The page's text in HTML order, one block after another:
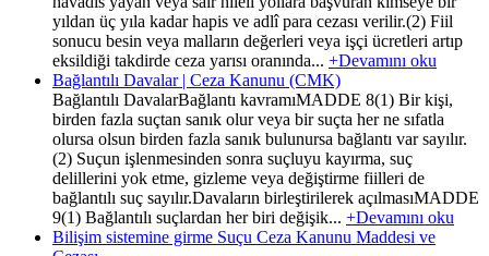
yıldan üç yıla kadar hapis ve adlî para cezası verilir.(2) Fiil
sonucu besin veya malların değerleri veya işçi ücretleri artıp
eksildiği takdirde ceza yarısı oranında... +Devamını oku
Bağlantılı Davalar | Ceza Kanunu (CMK)
Bağlantılı DavalarBağlantı kavramıMADDE 8(1) Bir kişi,
birden fazla suçtan sanık olur veya bir suçta her ne sıfatla
olursa olsun birden fazla sanık bulunursa bağlantı var sayılır.
(2) Suçun işlenmesinden sonra suçluyu kayırma, suç
delillerini yok etme, gizleme veya değiştirme fiilleri de
bağlantılı suç sayılır.Davaların birleştirilerek açılmasıMADDE
9(1) Bağlantılı suçlardan her biri değişik... +Devamını oku
Bilişim sistemine girme Suçu Ceza Kanunu Maddesi ve